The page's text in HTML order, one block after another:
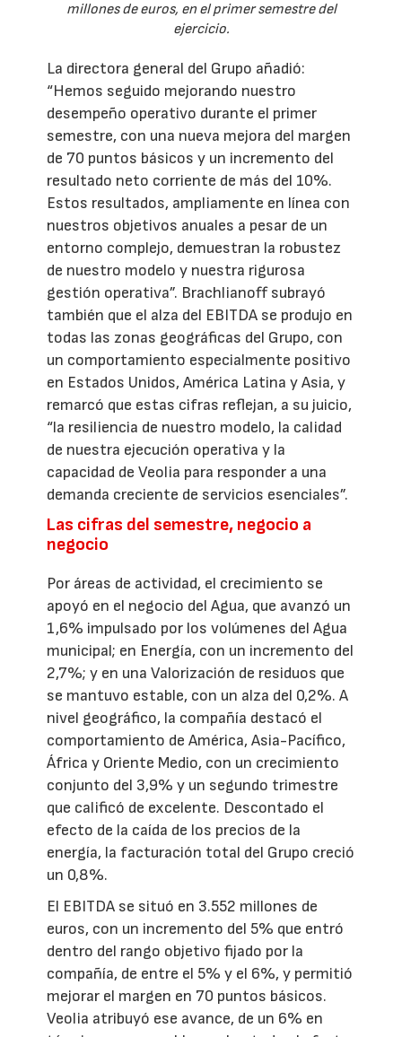
millones de euros, en el primer semestre del
ejercicio.
La directora general del Grupo añadió:
“Hemos seguido mejorando nuestro
desempeño operativo durante el primer
semestre, con una nueva mejora del margen
de 70 puntos básicos y un incremento del
resultado neto corriente de más del 10%.
Estos resultados, ampliamente en línea con
nuestros objetivos anuales a pesar de un
entorno complejo, demuestran la robustez
de nuestro modelo y nuestra rigurosa
gestión operativa”. Brachlianoff subrayó
también que el alza del EBITDA se produjo en
todas las zonas geográficas del Grupo, con
un comportamiento especialmente positivo
en Estados Unidos, América Latina y Asia, y
remarcó que estas cifras reflejan, a su juicio,
“la resiliencia de nuestro modelo, la calidad
de nuestra ejecución operativa y la
capacidad de Veolia para responder a una
demanda creciente de servicios esenciales”.
Las cifras del semestre, negocio a
negocio
Por áreas de actividad, el crecimiento se
apoyó en el negocio del Agua, que avanzó un
1,6% impulsado por los volúmenes del Agua
municipal; en Energía, con un incremento del
2,7%; y en una Valorización de residuos que
se mantuvo estable, con un alza del 0,2%. A
nivel geográfico, la compañía destacó el
comportamiento de América, Asia-Pacífico,
África y Oriente Medio, con un crecimiento
conjunto del 3,9% y un segundo trimestre
que calificó de excelente. Descontado el
efecto de la caída de los precios de la
energía, la facturación total del Grupo creció
un 0,8%.
El EBITDA se situó en 3.552 millones de
euros, con un incremento del 5% que entró
dentro del rango objetivo fijado por la
compañía, de entre el 5% y el 6%, y permitió
mejorar el margen en 70 puntos básicos.
Veolia atribuyó ese avance, de un 6% en